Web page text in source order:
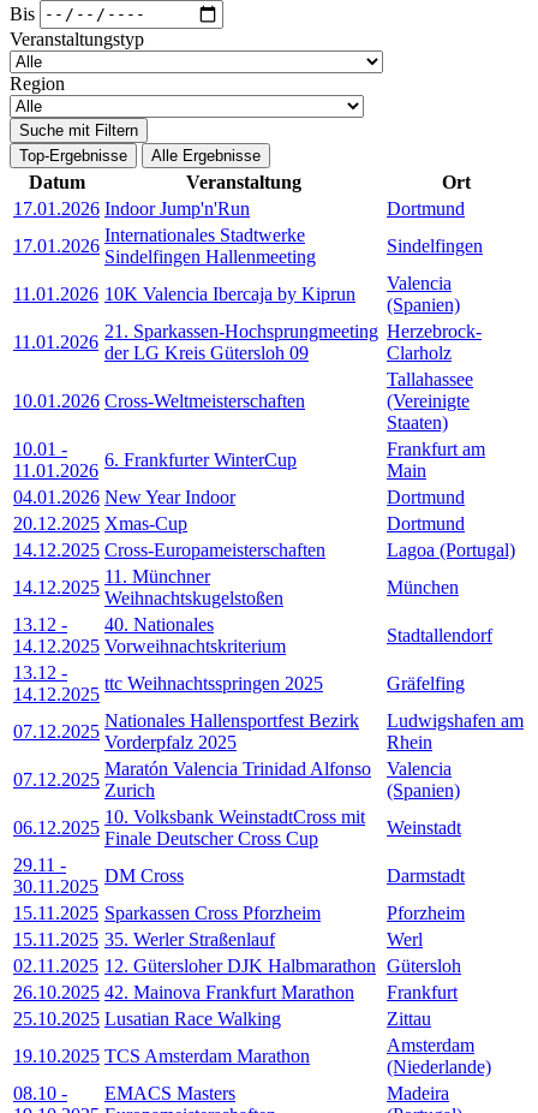
Bis
Veranstaltungstyp
Region
Suche mit Filtern
Top-Ergebnisse
Alle Ergebnisse
Datum Veranstaltung
Ort
17.01.2026 Indoor Jump'n'Run
Dortmund
17.01.2026
Internationales Stadtwerke
Sindelfingen Hallenmeeting
Sindelfingen
11.01.2026 10K Valencia Ibercaja by Kiprun
Valencia
(Spanien)
11.01.2026
21. Sparkassen-Hochsprungmeeting
der LG Kreis Gütersloh 09
Herzebrock-
Clarholz
10.01.2026 Cross-Weltmeisterschaften
Tallahassee
(Vereinigte
Staaten)
10.01 -
11.01.2026
6. Frankfurter WinterCup
Frankfurt am
Main
04.01.2026 New Year Indoor
Dortmund
20.12.2025 Xmas-Cup
Dortmund
14.12.2025 Cross-Europameisterschaften
Lagoa (Portugal)
14.12.2025
11. Münchner
Weihnachtskugelstoßen
München
13.12 -
14.12.2025
40. Nationales
Vorweihnachtskriterium
Stadtallendorf
13.12 -
14.12.2025
ttc Weihnachtsspringen 2025 Gräfelfing
07.12.2025
Nationales Hallensportfest Bezirk
Vorderpfalz 2025
Ludwigshafen am
Rhein
07.12.2025
Maratón Valencia Trinidad Alfonso
Zurich
Valencia
(Spanien)
06.12.2025
10. Volksbank WeinstadtCross mit
Finale Deutscher Cross Cup
Weinstadt
29.11 -
30.11.2025
DM Cross
Darmstadt
15.11.2025 Sparkassen Cross Pforzheim
Pforzheim
15.11.2025 35. Werler Straßenlauf
Werl
02.11.2025 12. Gütersloher DJK Halbmarathon Gütersloh
26.10.2025 42. Mainova Frankfurt Marathon
Frankfurt
25.10.2025 Lusatian Race Walking
Zittau
19.10.2025 TCS Amsterdam Marathon
Amsterdam
(Niederlande)
08.10 -
EMACS Masters
Madeira